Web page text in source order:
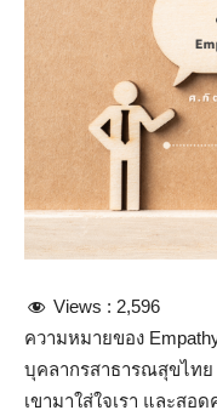
Views : 2,596
ความหมายของ
บุคลากรสาธารณสุขไทย
เขามาใส่ใจเรา และสอ